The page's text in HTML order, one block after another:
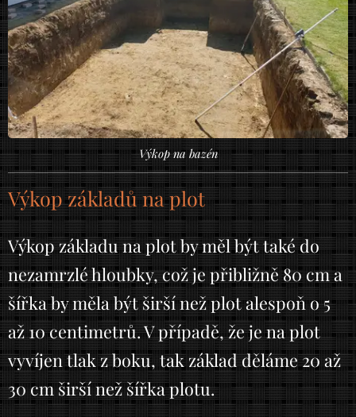
Výkop na bazén
Výkop základů na plot
Výkop základu na plot by měl být také do
nezamrzlé hloubky, což je přibližně 80 cm a
šířka by měla být širší než plot alespoň o 5
až 10 centimetrů. V případě, že je na plot
vyvíjen tlak z boku, tak základ děláme 20 až
30 cm širší než šířka plotu.